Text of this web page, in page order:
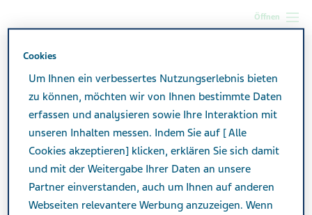
Öffnen
Transpharm
Haftungsausschluss
Geltungsbereich
Cookies
Um Ihnen ein verbessertes Nutzungserlebnis bieten
zu können, möchten wir von Ihnen bestimmte Daten
erfassen und analysieren sowie Ihre Interaktion mit
unseren Inhalten messen. Indem Sie auf [ Alle
Cookies akzeptieren] klicken, erklären Sie sich damit
und mit der Weitergabe Ihrer Daten an unsere
Partner einverstanden, auch um Ihnen auf anderen
Webseiten relevantere Werbung anzuzeigen. Wenn